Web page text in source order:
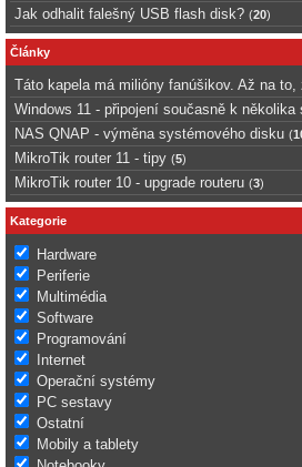
Jak odhalit falešný USB flash disk? (20)
Články
Táto kapela má milióny fanúšikov. Až na to,
Windows 11 - připojení současně k několika
NAS QNAP - výměna systémového disku (
MikroTik router 11 - tipy (5)
MikroTik router 10 - upgrade routeru (3)
Kategorie
Hardware
Periferie
Multimédia
Software
Programování
Internet
Operační systémy
PC sestavy
Ostatní
Mobily a tablety